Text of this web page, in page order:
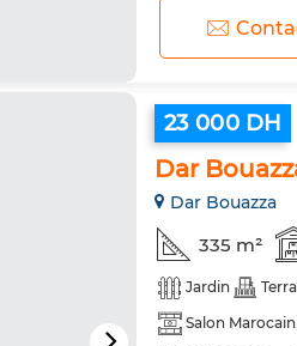
23 000 DH
Dar
Dar Bouazza
335 m²
Jardin
Salon Marocain